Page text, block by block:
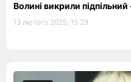
Волині викрили підпільний
13 лютого 2025, 15:29